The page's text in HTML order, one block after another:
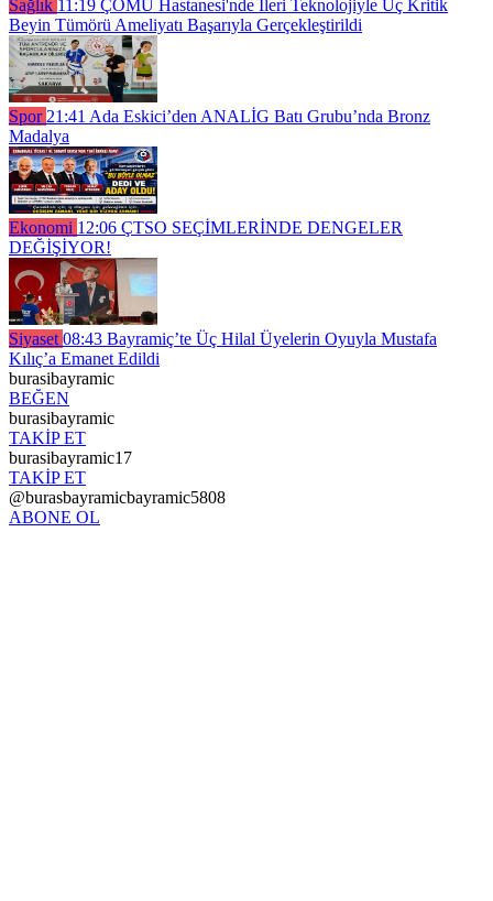
Sağlık 11:19 ÇOMÜ Hastanesi'nde İleri Teknolojiyle Üç Kritik
Beyin Tümörü Ameliyatı Başarıyla Gerçekleştirildi
Spor 21:41 Ada Eskici’den ANALİG Batı Grubu’nda Bronz
Madalya
Ekonomi 12:06 ÇTSO SEÇİMLERİNDE DENGELER
DEĞİŞİYOR!
Siyaset 08:43 Bayramiç’te Üç Hilal Üyelerin Oyuyla Mustafa
Kılıç’a Emanet Edildi
burasibayramic
BEĞEN
burasibayramic
TAKİP ET
burasibayramic17
TAKİP ET
@burasbayramicbayramic5808
ABONE OL